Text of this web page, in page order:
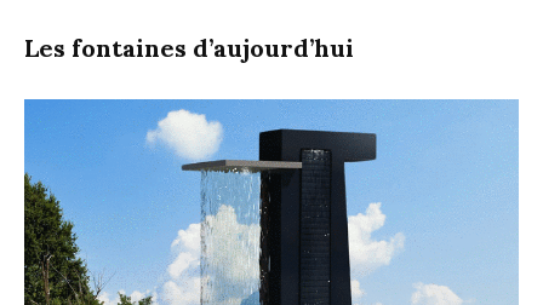
Les fontaines d’aujourd’hui